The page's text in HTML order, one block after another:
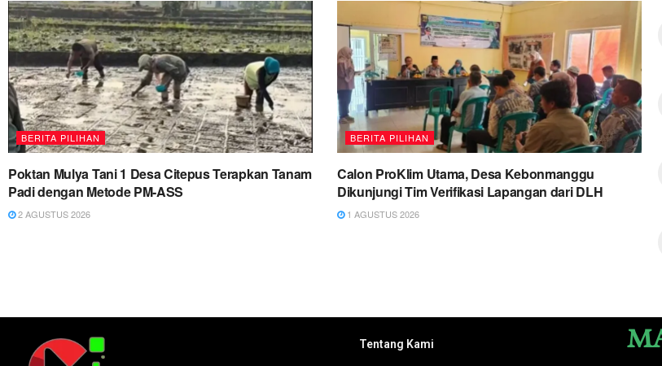
BERITA PILIHAN
Poktan Mulya Tani 1 Desa Citepus Terapkan Tanam
Padi dengan Metode PM-ASS
2 AGUSTUS 2026
BERITA PILIHAN
Calon ProKlim Utama, Desa Kebonmanggu
Dikunjungi Tim Verifikasi Lapangan dari DLH
1 AGUSTUS 2026
Tentang Kami